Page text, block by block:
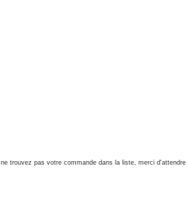
trouvez pas votre commande dans la liste, merci